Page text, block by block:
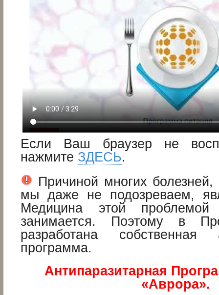
Если Ваш браузер не
нажмите ЗДЕСЬ.
Причиной многих
мы даже не подозреваем,
Медицина этой проблемой
занимается. Поэтому в
разработана собственная
программа.
Антипаразитарная
«Аврора».